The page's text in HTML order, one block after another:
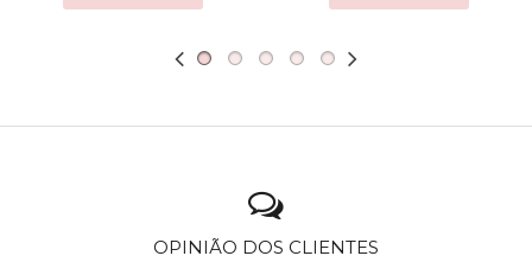
OPINIÃO DOS CLIENTES